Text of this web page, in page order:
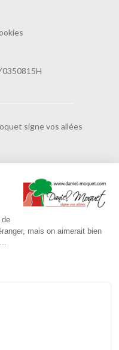
signe vos allées
de
mais on aimerait bien